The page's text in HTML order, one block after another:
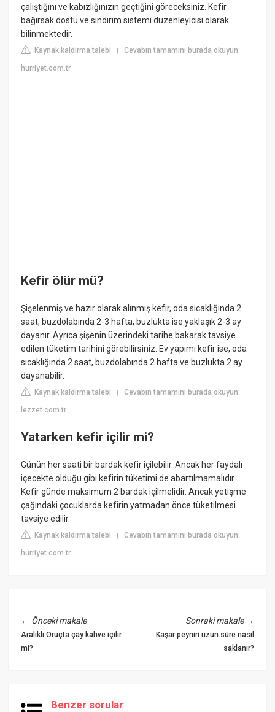
çalıştığını ve kabızlığınızın geçtiğini göreceksiniz. Kefir
bağırsak dostu ve sindirim sistemi düzenleyicisi olarak
bilinmektedir.
Kaynak kaldırma talebi |Cevabın tamamını burada okuyun:
hurriyet.com.tr
Kefir ölür mü?
Şişelenmiş ve hazır olarak alınmış kefir, oda sıcaklığında 2
saat, buzdolabında 2-3 hafta, buzlukta ise yaklaşık 2-3 ay
dayanır. Ayrıca şişenin üzerindeki tarihe bakarak tavsiye
edilen tüketim tarihini görebilirsiniz. Ev yapımı kefir ise, oda
sıcaklığında 2 saat, buzdolabında 2 hafta ve buzlukta 2 ay
dayanabilir.
Kaynak kaldırma talebi |Cevabın tamamını burada okuyun:
lezzet.com.tr
Yatarken kefir içilir mi?
Günün her saati bir bardak kefir içilebilir. Ancak her faydalı
içecekte olduğu gibi kefirin tüketimi de abartılmamalıdır.
Kefir günde maksimum 2 bardak içilmelidir. Ancak yetişme
çağındaki çocuklarda kefirin yatmadan önce tüketilmesi
tavsiye edilir.
Kaynak kaldırma talebi |Cevabın tamamını burada okuyun:
hurriyet.com.tr
← Önceki makale
Aralıklı Oruçta çay kahve içilir
mi?
Sonraki makale→
Kaşar peyniri uzun süre nasıl
saklanır?
Benzer sorular